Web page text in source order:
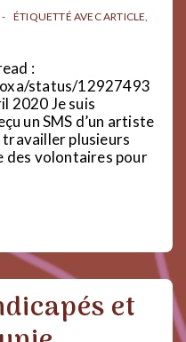
ÉTIQUETTÉ AVECARTICLE,
:
status/12927493
2020 Je suis
un SMS d’un artiste
travailler plusieurs
des volontaires pour
et